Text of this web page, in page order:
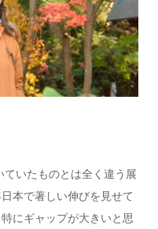
いたものとは全く違う展
本で著しい伸びを見せて
にギャップが大きいと思